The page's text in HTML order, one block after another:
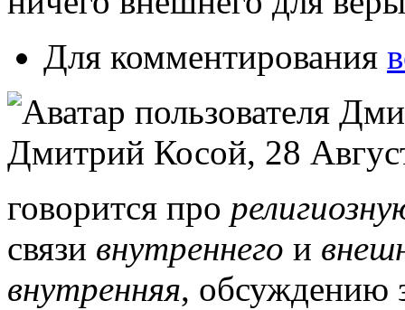
Для комментирования
Дмитрий Косой, 28
говорится про
связи внутреннего и
внутренняя, обсуждению